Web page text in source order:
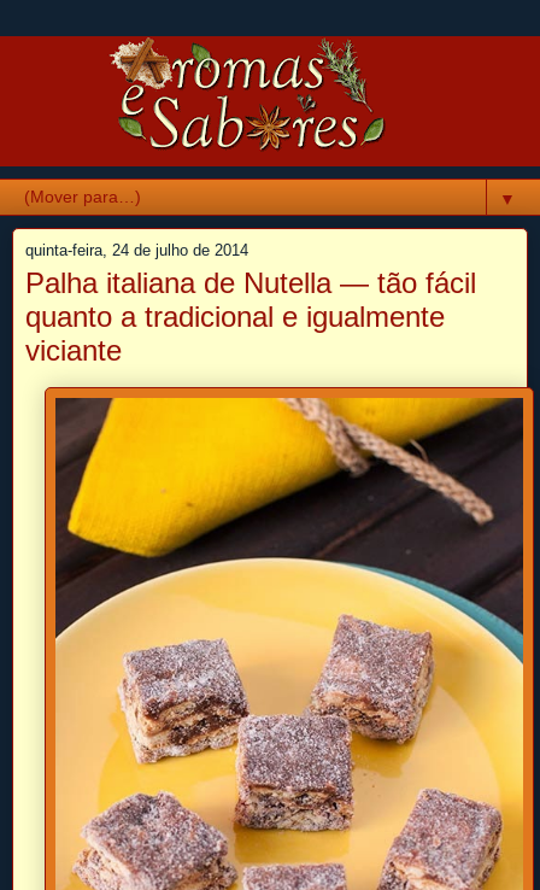
▼
quinta-feira, 24 de julho de 2014
Palha italiana de Nutella — tão fácil
quanto a tradicional e igualmente
viciante